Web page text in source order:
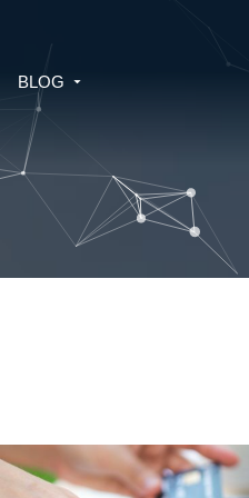
BLOG
LABORAL